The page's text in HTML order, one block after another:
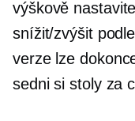
výškově
snížit/zvýšit
verze lze
sedni si stoly za